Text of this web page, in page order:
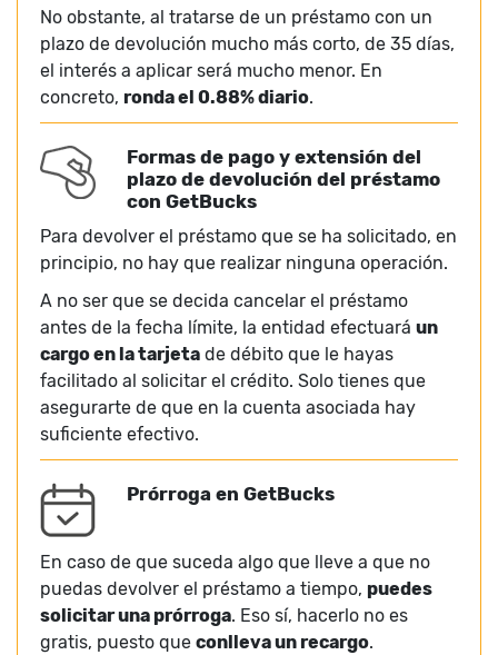
No obstante, al tratarse de un préstamo con un
plazo de devolución mucho más corto, de 35 días,
el interés a aplicar será mucho menor. En
concreto, ronda el 0.88% diario.
Formas de pago y extensión del
plazo de devolución del préstamo
con GetBucks
Para devolver el préstamo que se ha solicitado, en
principio, no hay que realizar ninguna operación.
A no ser que se decida cancelar el préstamo
antes de la fecha límite, la entidad efectuará un
cargo en la tarjeta de débito que le hayas
facilitado al solicitar el crédito. Solo tienes que
asegurarte de que en la cuenta asociada hay
suficiente efectivo.
Prórroga en GetBucks
En caso de que suceda algo que lleve a que no
puedas devolver el préstamo a tiempo, puedes
solicitar una prórroga. Eso sí, hacerlo no es
gratis, puesto que conlleva un recargo.